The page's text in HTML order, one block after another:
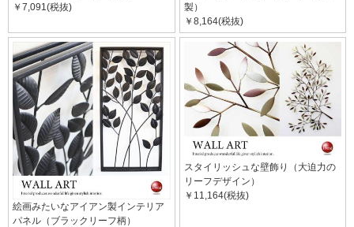
￥7,091(税抜)
製）
￥8,164(税抜)
絵画みたいなアイアン製インテリア
パネル（ブラックリーフ柄）
スタイリッシュな壁飾り（大迫力の
リーフデザイン）
￥11,164(税抜)